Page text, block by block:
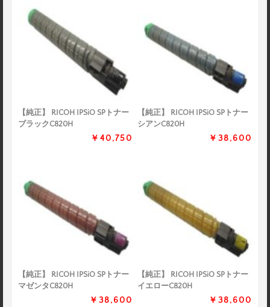
【純正】 RICOH IPSiO SPトナー
ブラックC820H
￥40,750
【純正】 RICOH IPSiO SPトナー
シアンC820H
￥38,600
【純正】 RICOH IPSiO SPトナー
マゼンタC820H
￥38,600
【純正】 RICOH IPSiO SPトナー
イエローC820H
￥38,600